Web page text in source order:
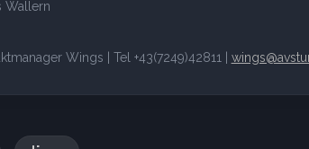
Wallern
Wings | Tel +43(7249)42811 |